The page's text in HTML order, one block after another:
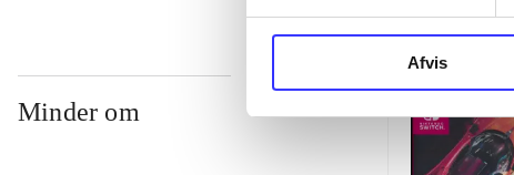
Afvis
Minder om